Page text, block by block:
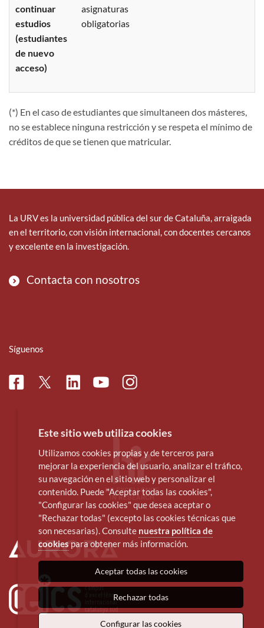
continuar
estudios
(estudiantes
de nuevo
acceso)
asignaturas
obligatorias
(*) En el caso de estudiantes que simultaneen dos másteres,
no se establece ninguna restricción y se respeta el mínimo de
créditos de que se tienen que matricular.
La URV es la universidad pública del sur de Cataluña, arraigada
en el territorio, con visión internacional, con docentes cercanos
y excelente en la investigación.
Contacta con nosotros
Síguenos
FacebookTwitterLinkedinYoutubeInstagram
Este sitio web utiliza cookies
Utilizamos cookies propias y de terceros para
mejorar la experiencia del usuario, analizar el tráfico,
su navegación en el sitio web y personalizar el
contenido. Puede "Aceptar todas las cookies",
"Configurar las cookies" que desea aceptar o
"Rechazar todas" (excepto las cookies técnicas que
son necesarias). Consulte nuestra política de
cookies para obtener más información.
Aceptar todas las cookies
Rechazar todas
Configurar las cookies